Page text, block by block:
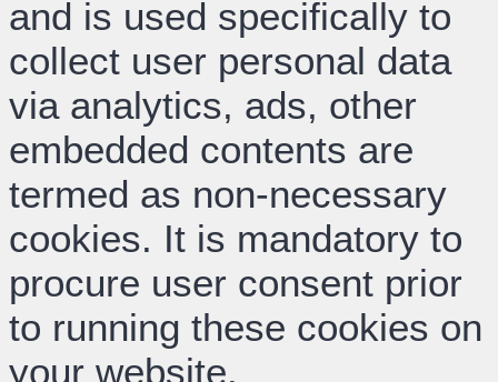
and is used specifically to
collect user personal data
via analytics, ads, other
embedded contents are
termed as non-necessary
cookies. It is mandatory to
procure user consent prior
to running these cookies on
your website.